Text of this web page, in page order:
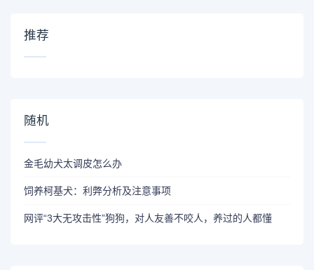
推荐
随机
金毛幼犬太调皮怎么办
饲养柯基犬：利弊分析及注意事项
网评“3大无攻击性”狗狗，对人友善不咬人，养过的人都懂